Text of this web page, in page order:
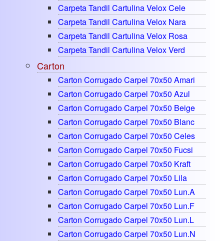
Carpeta Tandil Cartulina Velox Cele
Carpeta Tandil Cartulina Velox Nara
Carpeta Tandil Cartulina Velox Rosa
Carpeta Tandil Cartulina Velox Verd
Carton
Carton Corrugado Carpel 70x50 Amari
Carton Corrugado Carpel 70x50 Azul
Carton Corrugado Carpel 70x50 Beige
Carton Corrugado Carpel 70x50 Blanc
Carton Corrugado Carpel 70x50 Celes
Carton Corrugado Carpel 70x50 Fucsi
Carton Corrugado Carpel 70x50 Kraft
Carton Corrugado Carpel 70x50 Lila
Carton Corrugado Carpel 70x50 Lun.a
Carton Corrugado Carpel 70x50 Lun.f
Carton Corrugado Carpel 70x50 Lun.l
Carton Corrugado Carpel 70x50 Lun.n